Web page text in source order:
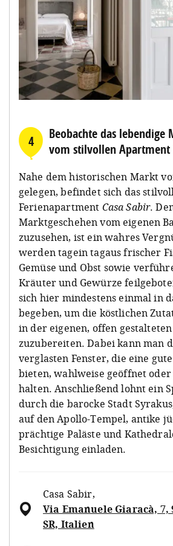
4
Beobachte das
vom stilvollen Apartment
Nahe dem historischen Markt
gelegen, befindet sich das
Ferienapartment Casa Sabir.
Marktgeschehen vom eigenen
zuzusehen, ist ein wahres
werden tagein tagaus frischer
Gemüse und Obst sowie
Kräuter und Gewürze
sich hier mindestens einmal in
begeben, um die köstlichen
in der eigenen, offen
zuzubereiten. Dabei kann man
verglasten Fenster, die eine
bieten, wahlweise geöffnet oder
halten. Anschließend lohnt ein
durch die barocke Stadt
auf den Apollo-Tempel, antike
prächtige Paläste und
Besichtigung einladen.
Casa Sabir,
Via Emanuele Giaracà, 7,
SR, Italien